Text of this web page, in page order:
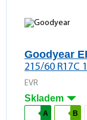
Goodyear
215/60 R17C
EVR
Skladem
A B